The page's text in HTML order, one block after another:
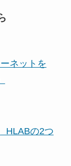
ネットを
HLABの2つ